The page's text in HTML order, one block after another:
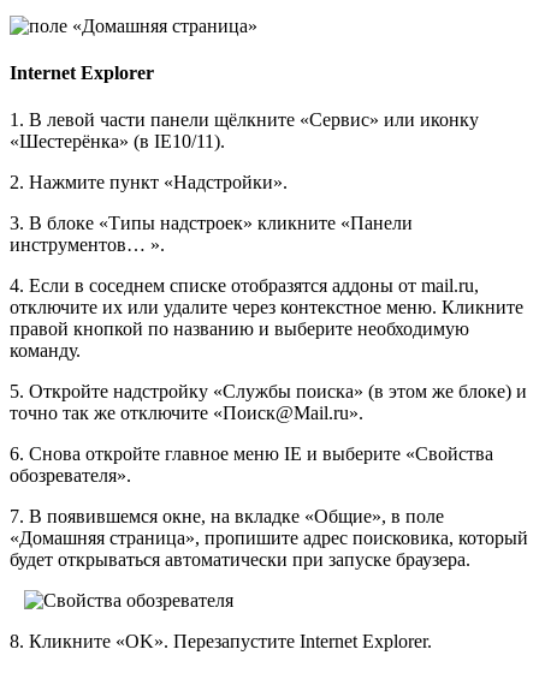
Internet Explorer
1. В левой части панели щёлкните «Сервис» или иконку
«Шестерёнка» (в IE10/11).
2. Нажмите пункт «Надстройки».
3. В блоке «Типы надстроек» кликните «Панели
инструментов… ».
4. Если в соседнем списке отобразятся аддоны от mail.ru,
отключите их или удалите через контекстное меню. Кликните
правой кнопкой по названию и выберите необходимую
команду.
5. Откройте надстройку «Службы поиска» (в этом же блоке) и
точно так же отключите «Поиск@Mail.ru».
6. Снова откройте главное меню IE и выберите «Свойства
обозревателя».
7. В появившемся окне, на вкладке «Общие», в поле
«Домашняя страница», пропишите адрес поисковика, который
будет открываться автоматически при запуске браузера.
8. Кликните «OK». Перезапустите Internet Explorer.